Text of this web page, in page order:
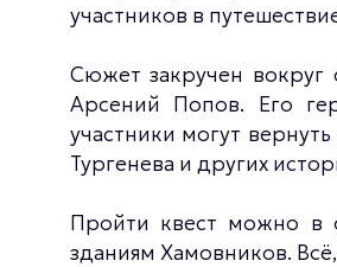
участников в
Сюжет закручен вокруг
Арсений Попов. Его
участники могут
Тургенева и других
Пройти квест можно в
зданиям Хамовников.